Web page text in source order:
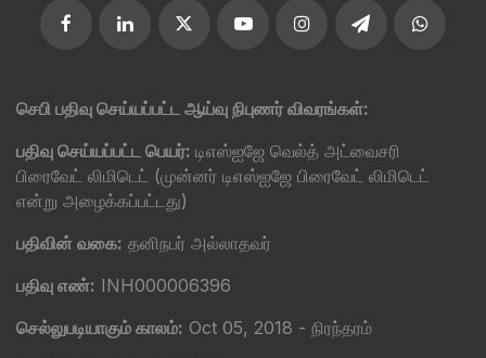
செபி பதிவு செய்யப்பட்ட ஆய்வு நிபுணர் விவரங்கள்:
பதிவு செய்யப்பட்ட பெயர்: டிஎஸ்ஐஜே வெல்த் அட்வைசரி
பிரைவேட் லிமிடெட் (முன்னர் டிஎஸ்ஐஜே பிரைவேட் லிமிடெட்
என்று அழைக்கப்பட்டது)
பதிவின் வகை: தனிநபர் அல்லாதவர்
பதிவு எண்: INH000006396
செல்லுபடியாகும் காலம்: Oct 05, 2018 - நிரந்தரம்